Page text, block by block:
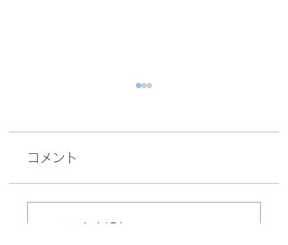
コメント
コメントを追加…